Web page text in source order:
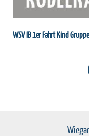
WSV IB 1er Fahrt Kind Gruppe